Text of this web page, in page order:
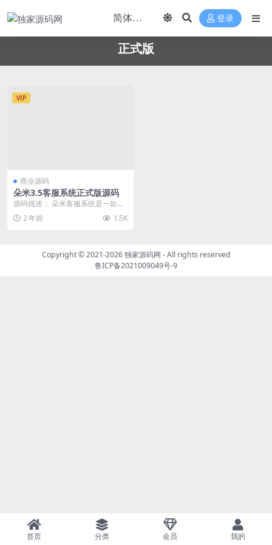
登录
正式版
VIP
商业源码
朵米3.5客服系统正式版源码
源码描述： 朵米客服系统是一款全
功能的客户服务解决方案，提供多
渠道支持（如在线聊...
2 年前 1.5K
Copyright © 2021-2026独家源码网 - All rights reserved
鲁ICP备2021009049号-9
首页 分类 会员 我的